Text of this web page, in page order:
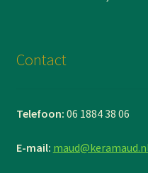
Contact
Telefoon: 06 1884 38 06
E-mail: